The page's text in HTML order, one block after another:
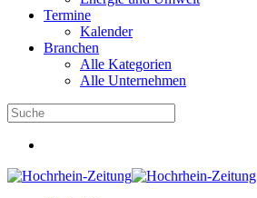
Termine
Kalender
Branchen
Alle Kategorien
Alle Unternehmen